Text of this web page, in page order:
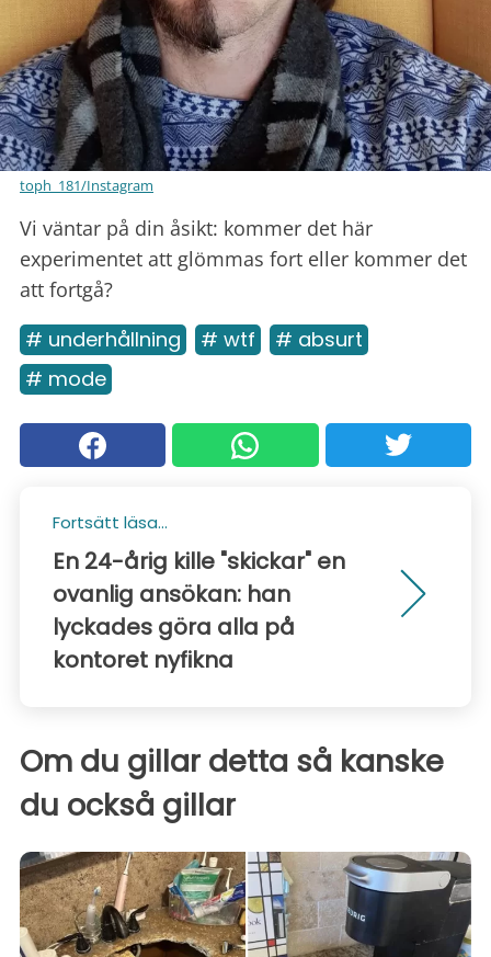
toph_181/Instagram
Vi väntar på din åsikt: kommer det här
experimentet att glömmas fort eller kommer det
att fortgå?
# underhållning # wtf
# absurt
# mode
Fortsätt läsa...
En 24-årig kille "skickar" en
ovanlig ansökan: han
lyckades göra alla på
kontoret nyfikna
Om du gillar detta så kanske
du också gillar